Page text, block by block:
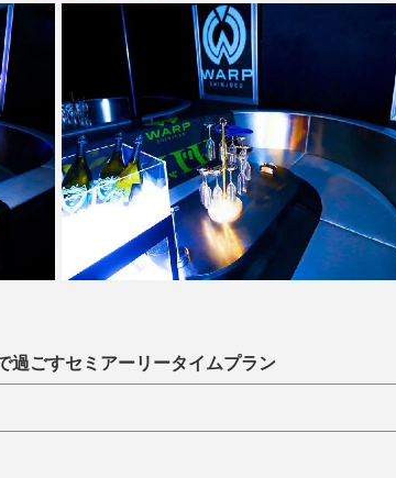
過ごすセミアーリータイムプラン